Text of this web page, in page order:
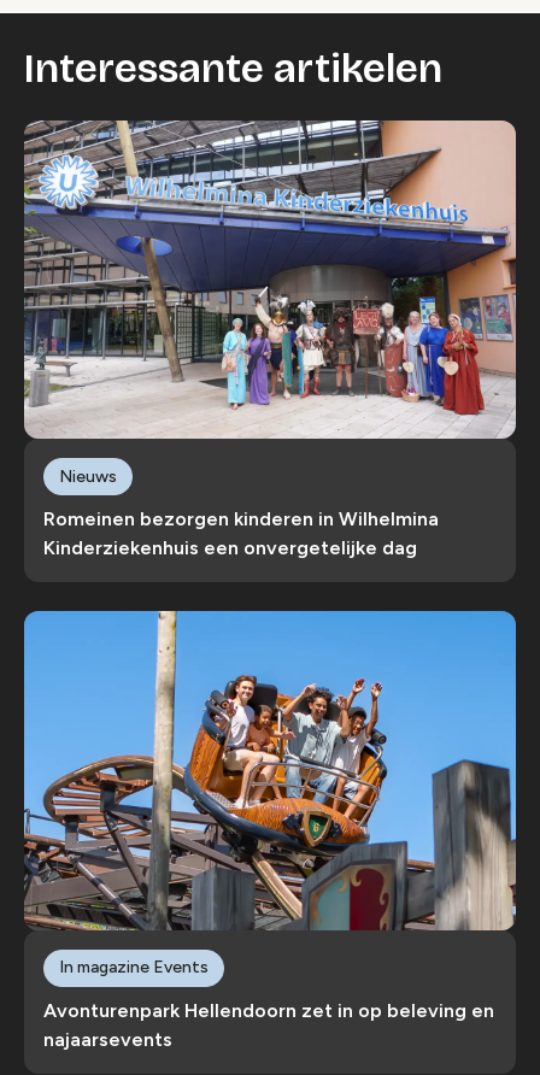
Interessante artikelen
Romeinen bezorgen kinderen in Wilhelmina
Kinderziekenhuis een onvergetelijke dag
Nieuws
Avonturenpark Hellendoorn zet in op beleving en
najaarsevents
In magazine Events